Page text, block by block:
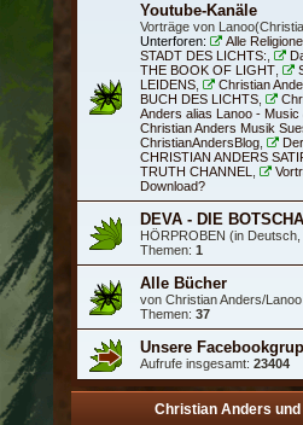
Youtube-Kanäle
Vorträge von
Unterforen:
Alle
STADT DES LICHTS:
THE BOOK OF LIGHT
LEIDENS
Christian
BUCH DES LICHTS
Anders alias Lanoo - Music
Christian Anders Musik
ChristianAndersBlog
CHRISTIAN ANDERS
TRUTH CHANNEL
Download?
DEVA - DIE
HÖRPROBEN (in
Themen: 1
Alle Bücher
von Christian Anders/Lanoo
Themen: 37
Unsere
Aufrufe insgesamt: 23404
Christian Anders